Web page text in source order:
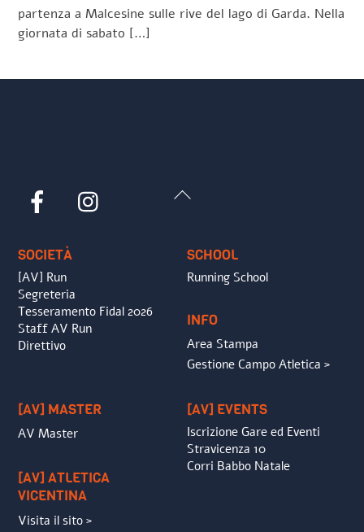
partenza a Malcesine sulle rive del lago di Garda. Nella
giornata di sabato […]
Back
Facebook
SOCIETÀ
[AV] Run
Segreteria
Tesseramento Fidal 2026
Staff AV Run
Direttivo
SCHOOL
Running School
INFO
Area Stampa
Gestione Campo Atletica >
[AV] MASTER
AV Master
[AV] ATLETICA
VICENTINA
Visita il sito >
[AV] EVENTS
Iscrizione Gare ed Eventi
Stravicenza 10
Corri Babbo Natale